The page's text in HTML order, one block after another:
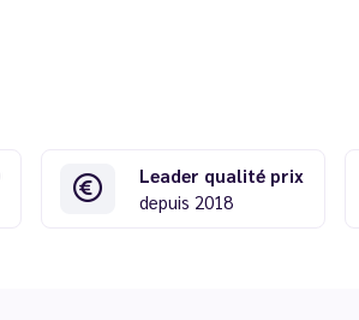
Leader qualité prix
depuis 2018